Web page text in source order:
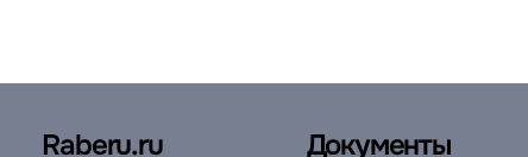
Raberu.ru Документы